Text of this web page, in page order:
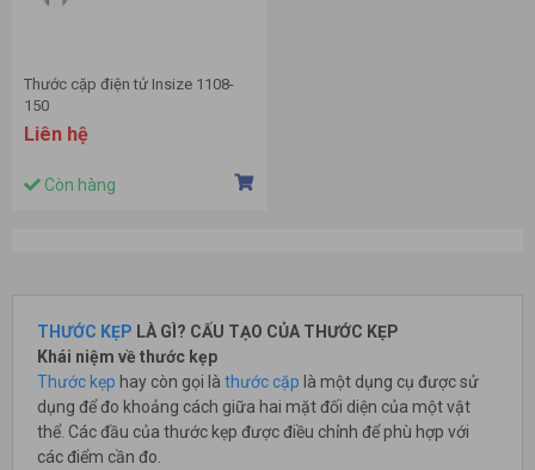
Thước cặp điện tử Insize 1108-
150
Liên hệ
Còn hàng
THƯỚC KẸP LÀ GÌ? CẤU TẠO CỦA THƯỚC KẸP
Khái niệm về thước kẹp
Thước kẹp hay còn gọi là thước cặp là một dụng cụ được sử
dụng để đo khoảng cách giữa hai mặt đối diện của một vật
thể. Các đầu của thước kẹp được điều chỉnh để phù hợp với
các điểm cần đo.